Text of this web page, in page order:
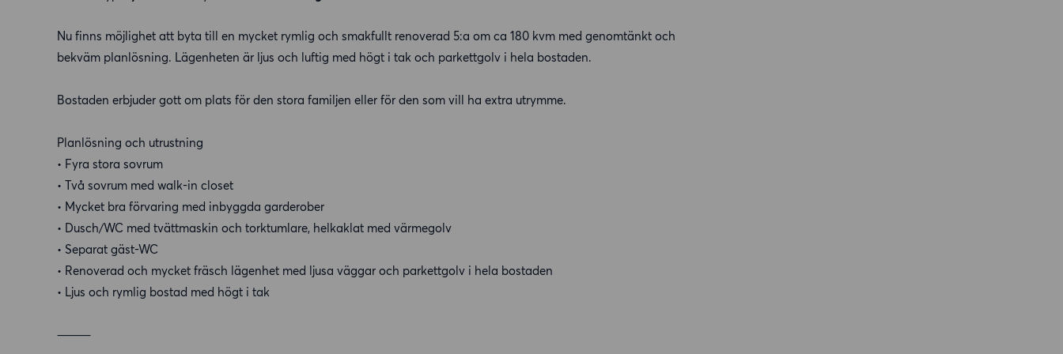
Nu finns möjlighet att byta till en mycket rymlig och smakfullt renoverad 5:a om ca 180 kvm med genomtänkt och
bekväm planlösning. Lägenheten är ljus och luftig med högt i tak och parkettgolv i hela bostaden.
Bostaden erbjuder gott om plats för den stora familjen eller för den som vill ha extra utrymme.
Planlösning och utrustning
• Fyra stora sovrum
• Två sovrum med walk-in closet
• Mycket bra förvaring med inbyggda garderober
• Dusch/WC med tvättmaskin och torktumlare, helkaklat med värmegolv
• Separat gäst-WC
• Renoverad och mycket fräsch lägenhet med ljusa väggar och parkettgolv i hela bostaden
• Ljus och rymlig bostad med högt i tak
⸻